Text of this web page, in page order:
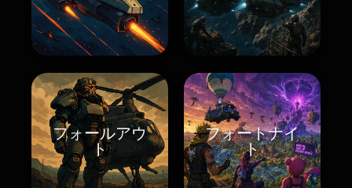
フォールアウ
ト
フォートナイ
ト